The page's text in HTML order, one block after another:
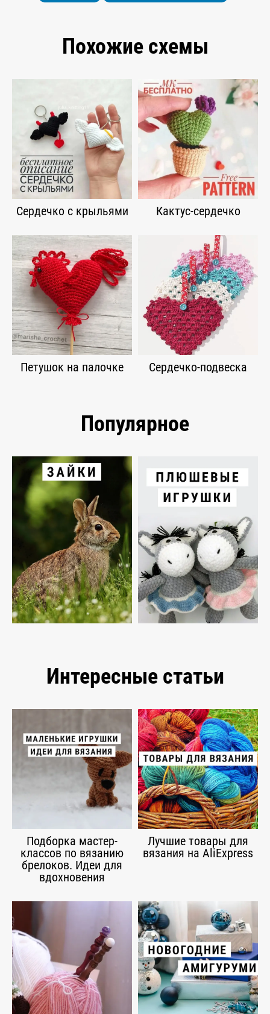
Похожие схемы
Сердечко с крыльями Кактус-сердечко
Петушок на палочке Сердечко-подвеска
Популярное
Интересные статьи
Подборка мастер-
классов по вязанию
брелоков. Идеи для
вдохновения
Лучшие товары для
вязания на AliExpress